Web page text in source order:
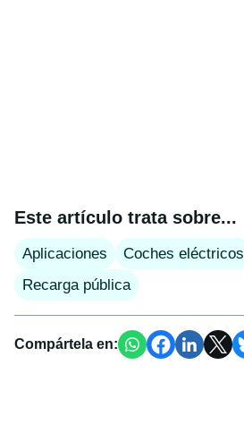
Este artículo trata sobre...
Aplicaciones Coches eléctricos
Recarga pública
Compártela en: